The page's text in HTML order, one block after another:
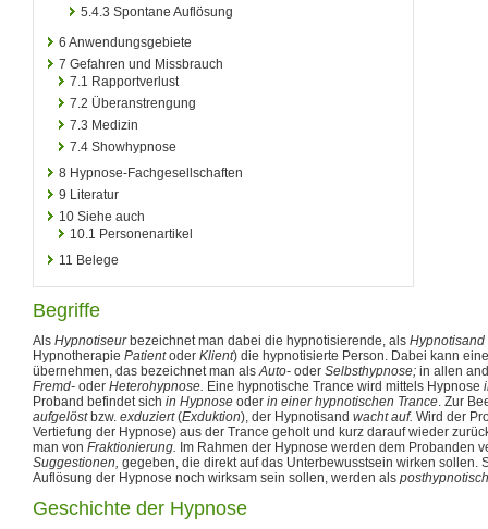
5.4.3 Spontane Auflösung
6 Anwendungsgebiete
7 Gefahren und Missbrauch
7.1 Rapportverlust
7.2 Überanstrengung
7.3 Medizin
7.4 Showhypnose
8 Hypnose-Fachgesellschaften
9 Literatur
10 Siehe auch
10.1 Personenartikel
11 Belege
Begriffe
Als Hypnotiseurbezeichnet man dabei die hypnotisierende, als Hypnotisand
Hypnotherapie Patientoder Klient) die hypnotisierte Person. Dabei kann
übernehmen, das bezeichnet man alsAuto- oder Selbsthypnose; in allen
Fremd- oder Heterohypnose. Eine hypnotische Trance wird mittels Hypnose
Proband befindet sich in Hypnose oder in einer hypnotischen Trance. Zur
aufgelöstbzw. exduziert(Exduktion), der Hypnotisand wacht auf. Wird der
Vertiefung der Hypnose) aus der Trance geholt und kurz darauf wieder
man von Fraktionierung. Im Rahmen der Hypnose werden dem Probanden
Suggestionen, gegeben, die direkt auf das Unterbewusstsein wirken sollen.
Auflösung der Hypnose noch wirksam sein sollen, werden als
Geschichte der Hypnose